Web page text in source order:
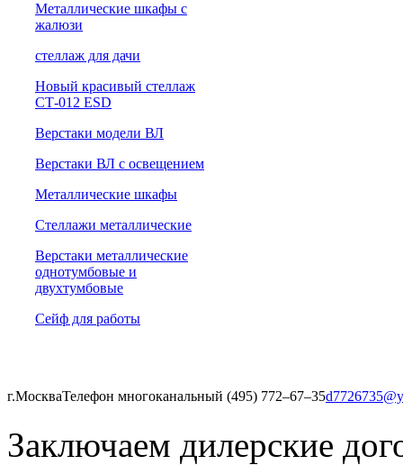
Металлические шкафы с
жалюзи
cтеллаж для дачи
Новый красивый стеллаж
СТ-012 ESD
Верстаки модели ВЛ
Верстаки ВЛ с освещением
Металлические шкафы
Стеллажи металлические
Верстаки металлические
однотумбовые и
двухтумбовые
Сейф для работы
г.МоскваТелефон многоканальный (495) 772‒67‒35
Заключаем дилерские